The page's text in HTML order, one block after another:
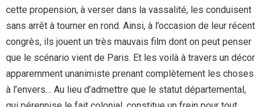
cette propension, à verser dans la vassalité, les conduisent
sans arrêt à tourner en rond. Ainsi, à l’occasion de leur récent
congrès, ils jouent un très mauvais film dont on peut penser
que le scénario vient de Paris. Et les voilà à travers un décor
apparemment unanimiste prenant complètement les choses
à l’envers… Au lieu d’admettre que le statut départemental,